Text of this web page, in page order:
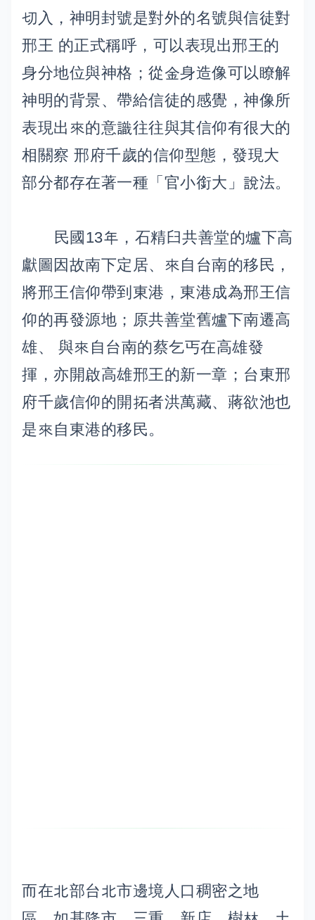
切入，神明封號是對外的名號與信徒對
邢王 的正式稱呼，可以表現出邢王的
身分地位與神格；從金身造像可以瞭解
神明的背景、帶給信徒的感覺，神像所
表現出來的意識往往與其信仰有很大的
相關察 邢府千歲的信仰型態，發現大
部分都存在著一種「官小銜大」說法。
民國13年，石精臼共善堂的爐下高
獻圖因故南下定居、來自台南的移民，
將邢王信仰帶到東港，東港成為邢王信
仰的再發源地；原共善堂舊爐下南遷高
雄、 與來自台南的蔡乞丐在高雄發
揮，亦開啟高雄邢王的新一章；台東邢
府千歲信仰的開拓者洪萬藏、蔣欲池也
是來自東港的移民。
而在北部台北市邊境人口稠密之地